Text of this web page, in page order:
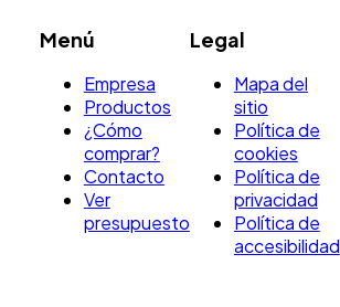
Menú
Empresa
Productos
¿Cómo
comprar?
Contacto
Ver
presupuesto
Legal
Mapa del
sitio
Política de
cookies
Política de
privacidad
Política de
accesibilidad